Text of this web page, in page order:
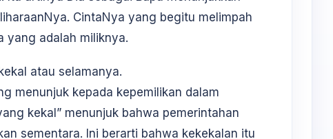
CintaNya yang begitu melimpah
yang adalah miliknya.
atau selamanya.
menunjuk kepada kepemilikan dalam
kekal” menunjuk bahwa pemerintahan
sementara. Ini berarti bahwa kekekalan itu